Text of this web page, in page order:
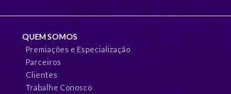
QUEM SOMOS
Premiações e Especialização
Parceiros
Clientes
Trabalhe Conosco